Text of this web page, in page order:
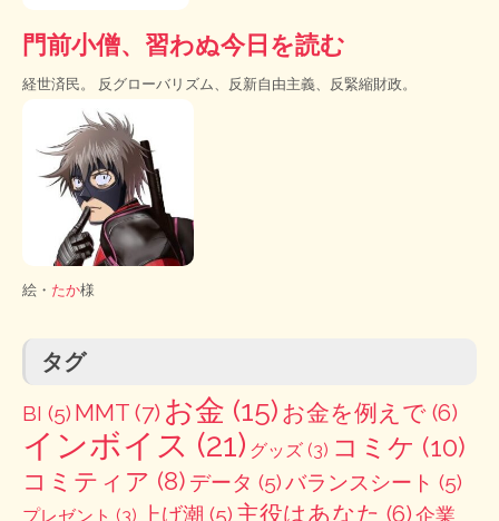
門前小僧、習わぬ今日を読む
経世済民。 反グローバリズム、反新自由主義、反緊縮財政。
絵・ たか様
タグ
BI (5) MMT (7) お金 (15) お金を例えで (6)
インボイス (21) グッズ (3) コミケ (10)
コミティア (8) データ (5)バランスシート (5)
プレゼント (3) 上げ潮 (5) 主役はあなた (6)企業